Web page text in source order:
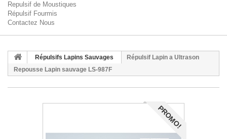
Repulsif de Moustiques
Répulsif Fourmis
Contactez Nous
Répulsifs Lapins Sauvages
Répulsif Lapin a Ultrason
Repousse Lapin sauvage LS-987F
PROMO!